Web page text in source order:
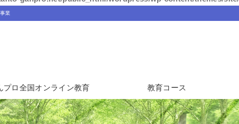
業
プロ全国オンライン教育 教育コース